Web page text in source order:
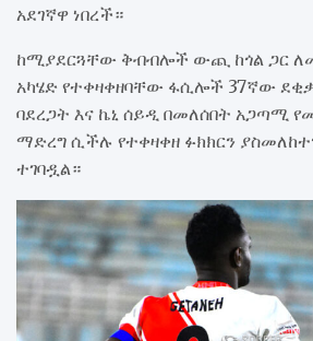
አደገኛዋ ነበረች።
ከሚያደርጓቸው ቅብብሎች ውጪ ከጎል ጋር
አካሄድ የተቀዛቀዘባቸው ፋሲሎች 37ኛው ደቂቃ
ባደረጋት እና ኬኒ ሰይዲ በመለሰበት አጋጣሚ
ማድረግ ሲችሉ የተቀዛቀዘ ፉክክርን
ተገባዷል።